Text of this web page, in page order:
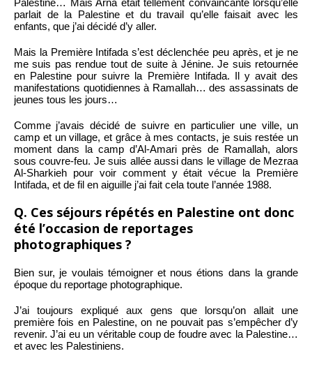
Palestine… Mais Arna était tellement convaincante lorsqu’elle
parlait de la Palestine et du travail qu’elle faisait avec les
enfants, que j’ai décidé d’y aller.
Mais la Première Intifada s’est déclenchée peu après, et je ne
me suis pas rendue tout de suite à Jénine. Je suis retournée
en Palestine pour suivre la Première Intifada. Il y avait des
manifestations quotidiennes à Ramallah… des assassinats de
jeunes tous les jours…
Comme j’avais décidé de suivre en particulier une ville, un
camp et un village, et grâce à mes contacts, je suis restée un
moment dans la camp d’Al-Amari près de Ramallah, alors
sous couvre-feu. Je suis allée aussi dans le village de Mezraa
Al-Sharkieh pour voir comment y était vécue la Première
Intifada, et de fil en aiguille j’ai fait cela toute l’année 1988.
Q. Ces séjours répétés en Palestine ont donc
été l’occasion de reportages
photographiques ?
Bien sur, je voulais témoigner et nous étions dans la grande
époque du reportage photographique.
J’ai toujours expliqué aux gens que lorsqu’on allait une
première fois en Palestine, on ne pouvait pas s’empêcher d’y
revenir. J’ai eu un véritable coup de foudre avec la Palestine…
et avec les Palestiniens.